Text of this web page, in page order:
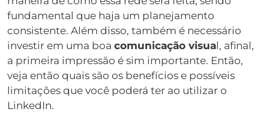
fundamental que haja um planejamento
consistente. Além disso, também é necessário
investir em uma boa comunicação visual, afinal,
a primeira impressão é sim importante. Então,
veja então quais são os benefícios e possíveis
limitações que você poderá ter ao utilizar o
LinkedIn.